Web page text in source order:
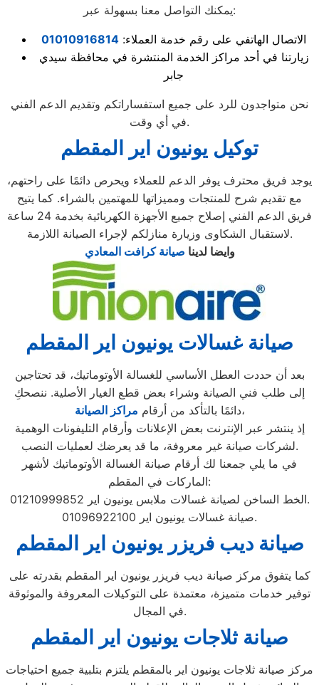
يمكنك التواصل معنا بسهولة عبر:
الاتصال الهاتفي على رقم خدمة العملاء: 01010916814
زيارتنا في أحد مراكز الخدمة المنتشرة في محافظة سيدي
جابر
نحن متواجدون للرد على جميع استفساراتكم وتقديم الدعم الفني
في أي وقت.
توكيل يونيون اير المقطم
يوجد فريق محترف يوفر الدعم للعملاء ويحرص دائمًا على راحتهم،
مع تقديم شرح للمنتجات ومميزاتها للمهتمين بالشراء. كما يتيح
فريق الدعم الفني إصلاح جميع الأجهزة الكهربائية بخدمة 24 ساعة
لاستقبال الشكاوى وزيارة منازلكم لإجراء الصيانة اللازمة.
وايضا لدينا صيانة كرافت المعادي
صيانة غسالات يونيون اير المقطم
بعد أن حددت العطل الأساسي للغسالة الأوتوماتيك، قد تحتاجين
إلى طلب فني الصيانة وشراء بعض قطع الغيار الأصلية. ننصحكِ
دائمًا بالتأكد من أرقام مراكز الصيانة
،
إذ ينتشر عبر الإنترنت بعض الإعلانات وأرقام التليفونات الوهمية
لشركات صيانة غير معروفة، ما قد يعرضك لعمليات النصب.
في ما يلي جمعنا لك أرقام صيانة الغسالة الأوتوماتيك لأشهر
الماركات في المقطم:
الخط الساخن لصيانة غسالات ملابس يونيون اير 01210999852.
صيانة غسالات يونيون اير 01096922100.
صيانة ديب فريزر يونيون اير المقطم
كما يتفوق مركز صيانة ديب فريزر يونيون اير المقطم بقدرته على
توفير خدمات متميزة، معتمدة على التوكيلات المعروفة والموثوقة
في المجال.
صيانة ثلاجات يونيون اير المقطم
مركز صيانة ثلاجات يونيون اير بالمقطم يلتزم بتلبية جميع احتياجات